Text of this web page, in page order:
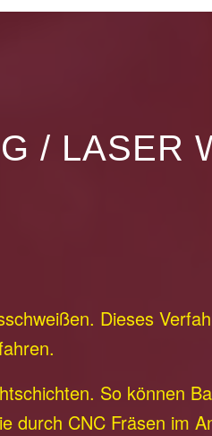
/ LASER
Dieses
So können
durch CNC Fräsen im